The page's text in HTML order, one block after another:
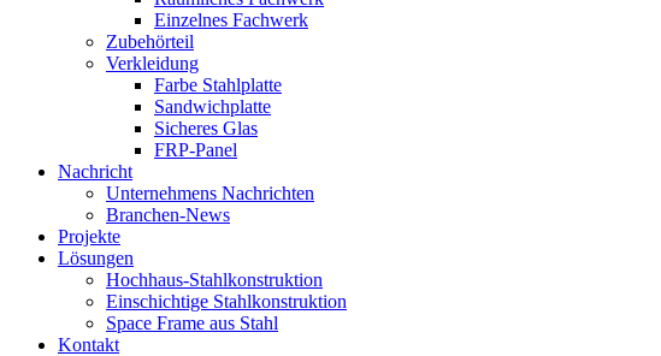
Einzelnes Fachwerk
Zubehörteil
Verkleidung
Farbe Stahlplatte
Sandwichplatte
Sicheres Glas
FRP-Panel
Nachricht
Unternehmens Nachrichten
Branchen-News
Projekte
Lösungen
Hochhaus-Stahlkonstruktion
Einschichtige Stahlkonstruktion
Space Frame aus Stahl
Kontakt